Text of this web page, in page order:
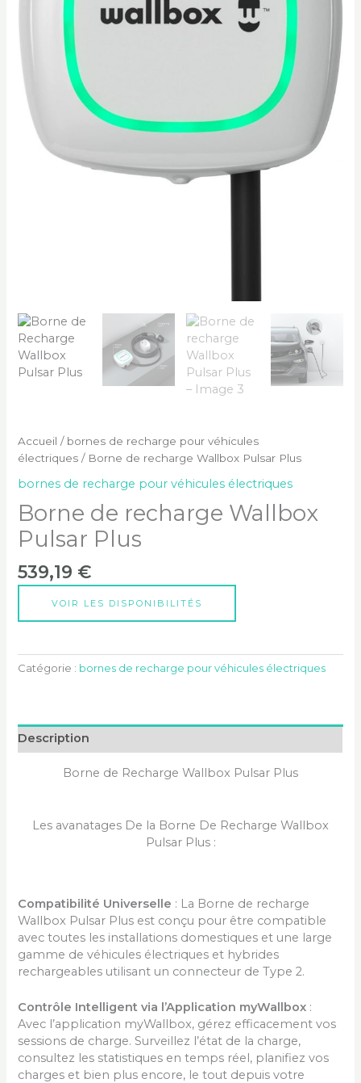
Accueil / bornes de recharge pour véhicules
électriques / Borne de recharge Wallbox Pulsar Plus
bornes de recharge pour véhicules électriques
Borne de recharge Wallbox
Pulsar Plus
539,19 €
VOIR LES DISPONIBILITÉS
Catégorie : bornes de recharge pour véhicules électriques
Description
Borne de Recharge Wallbox Pulsar Plus
Les avanatages De la Borne De Recharge Wallbox
Pulsar Plus :
Compatibilité Universelle : La Borne de recharge
Wallbox Pulsar Plus est conçu pour être compatible
avec toutes les installations domestiques et une large
gamme de véhicules électriques et hybrides
rechargeables utilisant un connecteur de Type 2.
Contrôle Intelligent via l’Application myWallbox :
Avec l’application myWallbox, gérez efficacement vos
sessions de charge. Surveillez l’état de la charge,
consultez les statistiques en temps réel, planifiez vos
charges et bien plus encore, le tout depuis votre